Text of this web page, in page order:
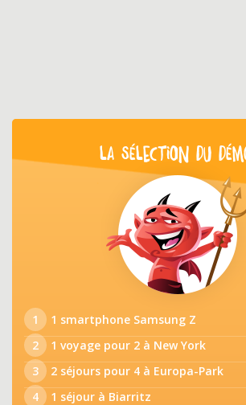
LA SÉLECTION DU
1
1 smartphone Samsung Z
2
1 voyage pour 2 à New York
3
2 séjours pour 4 à Europa-Park
4
1 séjour à Biarritz